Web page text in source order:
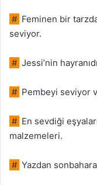
# Feminen bir
seviyor.
# Jessi’nin
# Pembeyi seviyor
# En sevdiği
malzemeleri.
# Yazdan